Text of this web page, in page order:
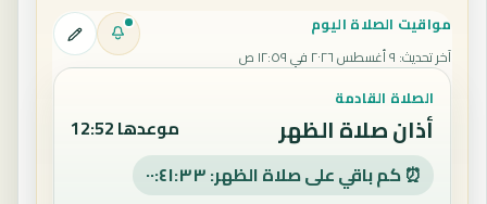
مواقيت الصلاة اليوم
آخر تحديث: ٩ أغسطس ٢٠٢٦ في ١٢:٥٩ ص
الصلاة القادمة
أذان صلاة الظهر موعدها 12:52
⏰ كم باقي على صلاة الظهر: ٠٠:٤١:٣٢